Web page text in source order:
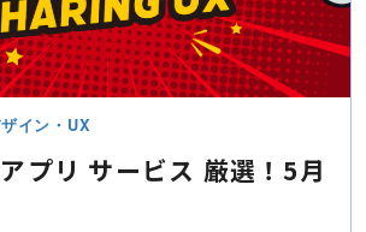
イン・UX
プリ サービス 厳選！5月